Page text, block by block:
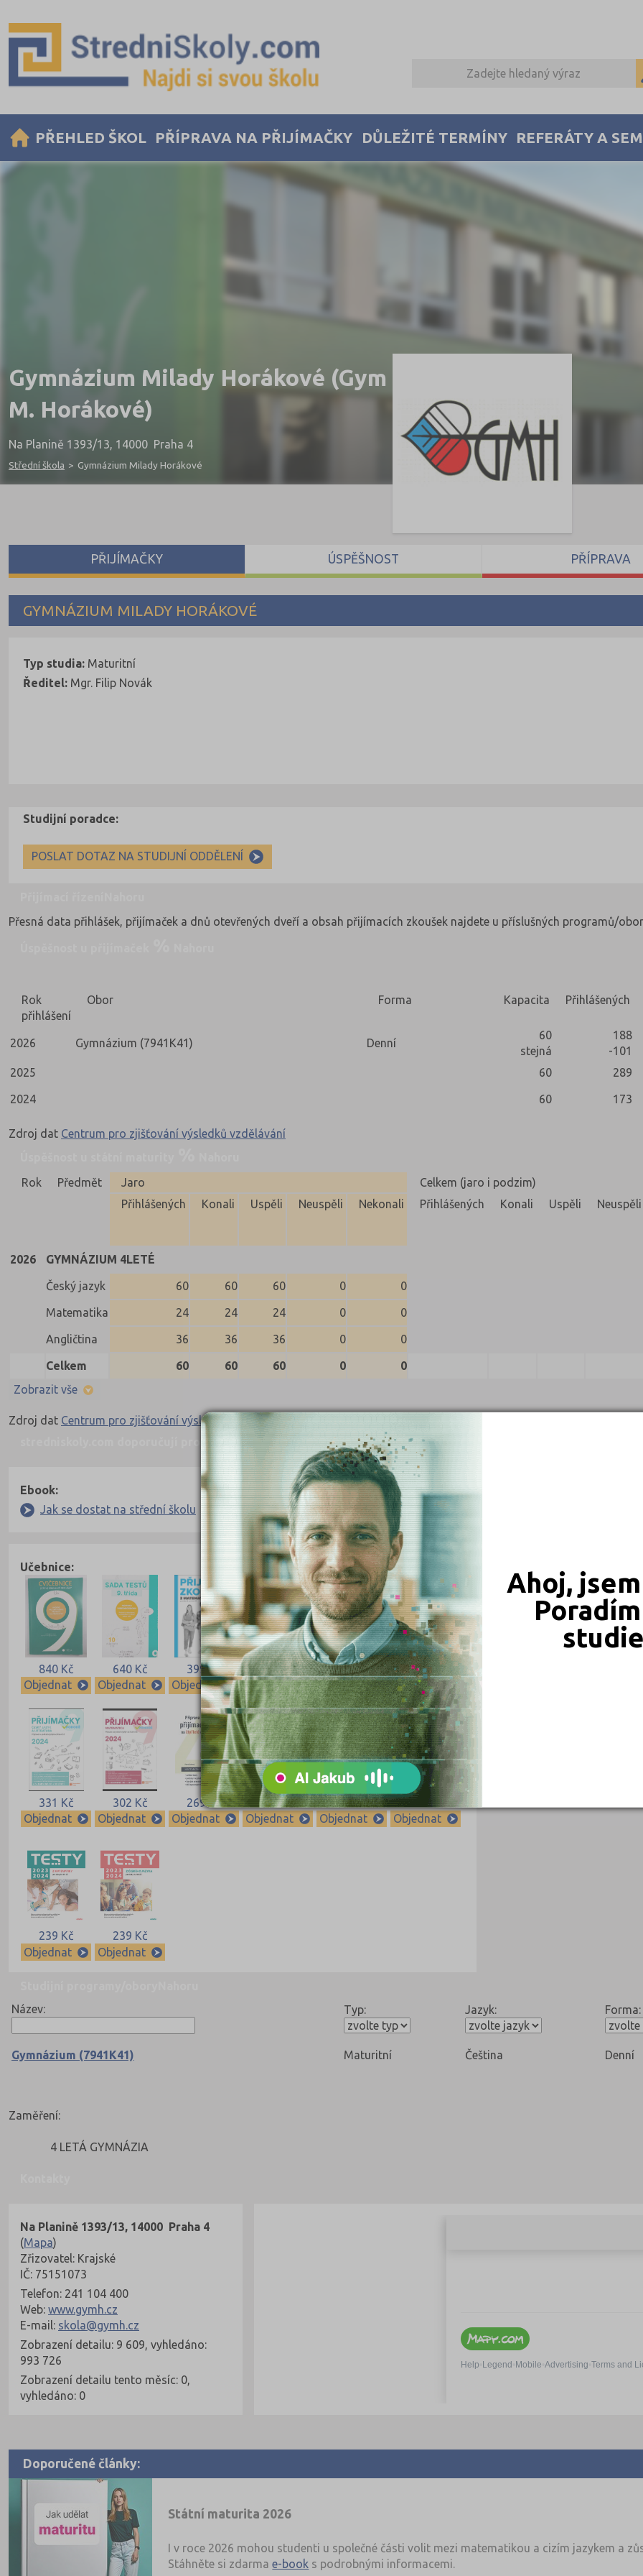
Ahoj,
PŘEHLED ŠKOL PŘÍPRAVA NA PŘIJÍMAČKY DŮLEŽITÉ TERMÍNY REFERÁTY A
Gymnázium Milady Horákové (Gym
M. Horákové)
Na Planině 1393/13, 14000 Praha 4
Střední škola > Gymnázium Milady Horákové
GYMNÁZIUM MILADY HORÁKOVÉ
Typ studia: Maturitní
Ředitel: Mgr. Filip Novák
Studijní poradce:
POSLAT DOTAZ NA STUDIJNÍ ODDĚLENÍ
PŘIJÍMAČKY ÚSPĚŠNOST PŘÍPRAVA
Přesná data přihlášek, přijímaček a dnů otevřených dveří a obsah přijímacích zkoušek najdete u příslušných programů/
Rok
přihlášení
Obor Forma Kapacita Přihlášených
2026 Gymnázium (7941K41) Denní
60
stejná
188
-101
2025
60 289
2024 60 173
Zdroj dat Centrum pro zjišťování výsledků vzdělávání
Rok
Předmět Jaro
Celkem (jaro i podzim)
Přihlášených
Konali Uspěli Neuspěli Nekonali Přihlášených Konali Uspěli Neuspěli
2026 GYMNÁZIUM 4LETÉ
Český jazyk 60 60 60 0 0
Matematika 24 24 24 0 0
Angličtina 36 36 36 0 0
Celkem 60 60 60 0
0
Zobrazit vše
Zdroj dat Centrum pro zjišťování výsledků vzdělávání
stredniskoly.com doporučují pro přípravuNahoru
Ebook:
Jak se dostat na střední školu
Učebnice:
840 Kč
Objednat
640 Kč
Objednat
399 Kč
Objednat
399 Kč
Objednat
339 Kč
Objednat
339 Kč
Objednat
331 Kč
Objednat
302 Kč
Objednat
269 Kč
Objednat
260 Kč
Objednat
239 Kč
Objednat
Objednat
239 Kč
Objednat
239 Kč
Objednat
Název:
Typ: Jazyk: Forma:
Gymnázium (7941K41) Maturitní Čeština Denní
Zaměření:
4 LETÁ GYMNÁZIA
Na Planině 1393/13, 14000 Praha 4
(Mapa)
Zřizovatel: Krajské
IČ: 75151073
Telefon: 241 104 400
Web: www.gymh.cz
E-mail: skola@gymh.cz
Zobrazení detailu: 9 609, vyhledáno:
993 726
Zobrazení detailu tento měsíc: 0,
vyhledáno: 0
Doporučené články:
Státní maturita 2026
I v roce 2026 mohou studenti u společné části volit mezi matematikou a cizím jazykem a
Stáhněte si zdarmae-book s podrobnými informacemi.